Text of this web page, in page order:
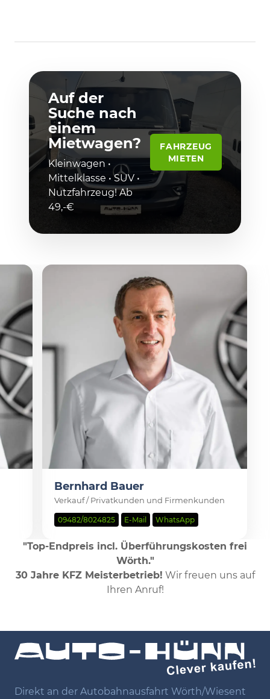
Auf der
Suche nach
einem
Mietwagen?
Kleinwagen •
Mittelklasse • SUV •
Nutzfahrzeug! Ab
49,-€
FAHRZEUG
MIETEN
Bernhard Bauer
Verkauf / Privatkunden und Firmenkunden
09482/8024825 E-Mail WhatsApp
"Top-Endpreis incl. Überführungskosten frei
Wörth."
30 Jahre KFZ Meisterbetrieb! Wir freuen uns auf
Ihren Anruf!
Direkt an der Autobahnausfahrt Wörth/Wiesent